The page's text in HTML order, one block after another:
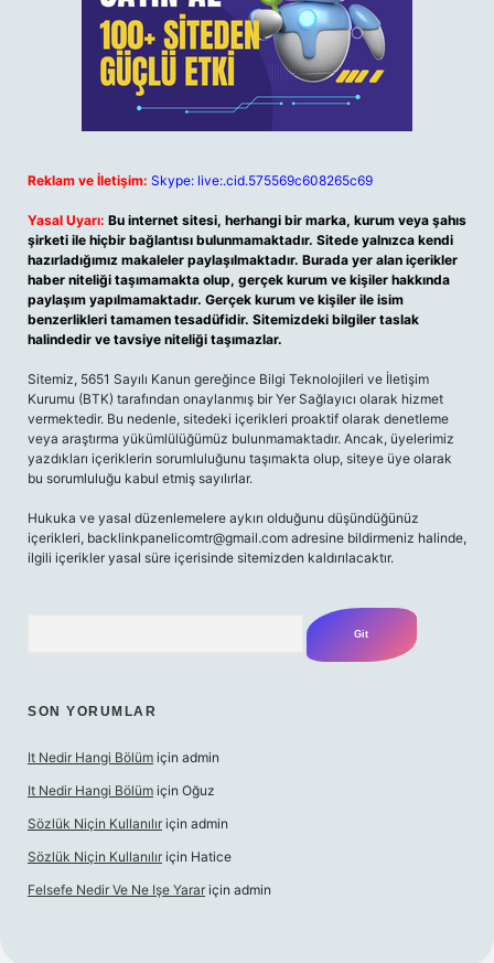
Reklam ve İletişim: Skype: live:.cid.575569c608265c69
Yasal Uyarı: Bu internet sitesi, herhangi bir marka, kurum veya şahıs
şirketi ile hiçbir bağlantısı bulunmamaktadır. Sitede yalnızca kendi
hazırladığımız makaleler paylaşılmaktadır. Burada yer alan içerikler
haber niteliği taşımamakta olup, gerçek kurum ve kişiler hakkında
paylaşım yapılmamaktadır. Gerçek kurum ve kişiler ile isim
benzerlikleri tamamen tesadüfidir. Sitemizdeki bilgiler taslak
halindedir ve tavsiye niteliği taşımazlar.
Sitemiz, 5651 Sayılı Kanun gereğince Bilgi Teknolojileri ve İletişim
Kurumu (BTK) tarafından onaylanmış bir Yer Sağlayıcı olarak hizmet
vermektedir. Bu nedenle, sitedeki içerikleri proaktif olarak denetleme
veya araştırma yükümlülüğümüz bulunmamaktadır. Ancak, üyelerimiz
yazdıkları içeriklerin sorumluluğunu taşımakta olup, siteye üye olarak
bu sorumluluğu kabul etmiş sayılırlar.
Hukuka ve yasal düzenlemelere aykırı olduğunu düşündüğünüz
içerikleri, backlinkpanelicomtr@gmail.com adresine bildirmeniz halinde,
ilgili içerikler yasal süre içerisinde sitemizden kaldırılacaktır.
SON YORUMLAR
It Nedir Hangi Bölüm için admin
It Nedir Hangi Bölüm için Oğuz
Sözlük Niçin Kullanılır için admin
Sözlük Niçin Kullanılır için Hatice
Felsefe Nedir Ve Ne Işe Yarar için admin